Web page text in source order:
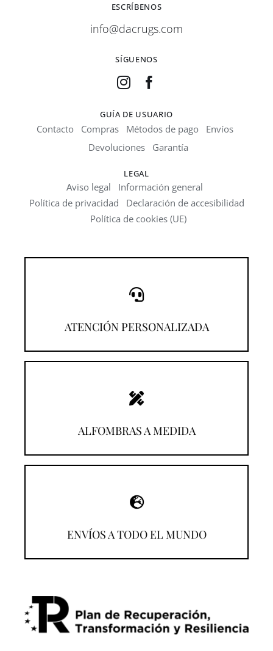
ESCRÍBENOS
info@dacrugs.com
SÍGUENOS
GUÍA DE USUARIO
Contacto Compras Métodos de pago
Envíos
Devoluciones
Garantía
LEGAL
Aviso legal
Información general
Política de privacidad
Declaración de accesibilidad
Política de cookies (UE)
ATENCIÓN PERSONALIZADA
¡Llámanos!
ALFOMBRAS A MEDIDA
¡Descúbrelas!
ENVÍOS A TODO EL MUNDO
¡Compra desde donde estés!